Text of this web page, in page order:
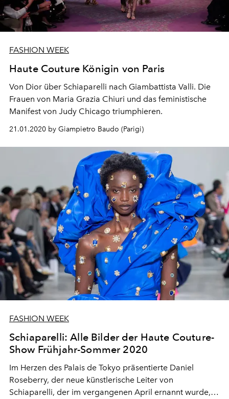
FASHION WEEK
Haute Couture Königin von Paris
Von Dior über Schiaparelli nach Giambattista Valli. Die
Frauen von Maria Grazia Chiuri und das feministische
Manifest von Judy Chicago triumphieren.
21.01.2020 by Giampietro Baudo (Parigi)
FASHION WEEK
Schiaparelli: Alle Bilder der Haute Couture-
Show Frühjahr-Sommer 2020
Im Herzen des Palais de Tokyo präsentierte Daniel
Roseberry, der neue künstlerische Leiter von
Schiaparelli, der im vergangenen April ernannt wurde,